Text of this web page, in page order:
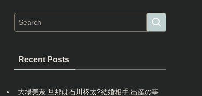
Recent Posts
大場美奈 旦那は石川柊太?結婚相手,出産の事